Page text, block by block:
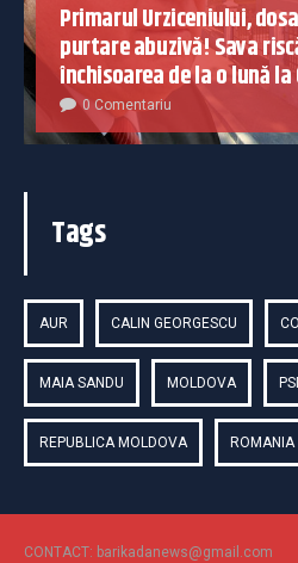
Primarul Urziceniului,
purtare abuzivă! Sava
închisoarea de la o lună
0 Comentariu
Tags
AUR CALIN GEORGESCU
MAIA SANDU MOLDOVA
REPUBLICA MOLDOVA ROMANIA
CONTACT: barikadanews@gmail.com